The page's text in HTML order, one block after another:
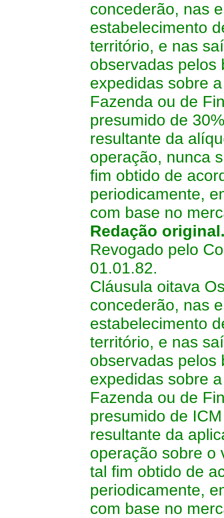
concederão, nas
estabelecimento
território, e nas
observadas pelos
expedidas sobre
Fazenda ou de
presumido de
resultante da
operação, nunca
fim obtido de
periodicamente,
com base no
Redação
Revogado pelo
01.01.82.
Cláusula oitava
concederão, nas
estabelecimento
território, e nas
observadas pelos
expedidas sobre
Fazenda ou de
presumido de
resultante da
operação sobre o
tal fim obtido de
periodicamente,
com base no